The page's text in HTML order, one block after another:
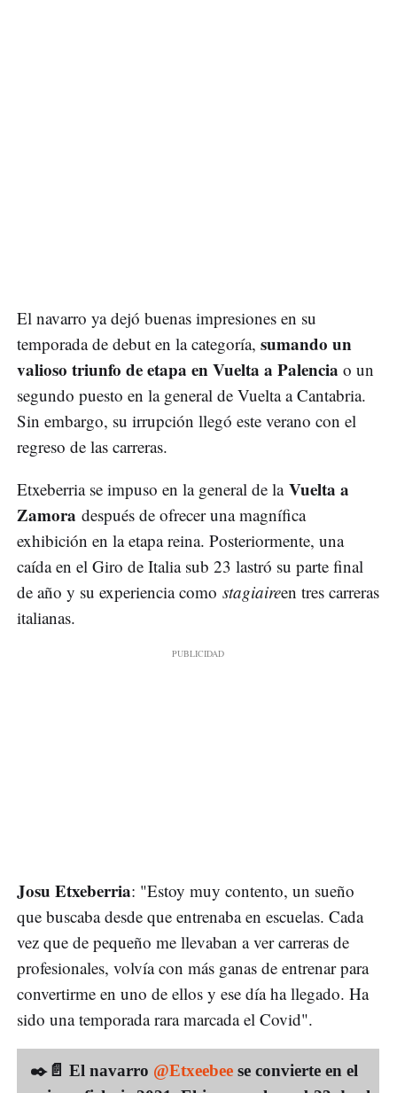
El navarro ya dejó buenas impresiones en su
temporada de debut en la categoría, sumando un
valioso triunfo de etapa en Vuelta a Palencia o un
segundo puesto en la general de Vuelta a Cantabria.
Sin embargo, su irrupción llegó este verano con el
regreso de las carreras.
Etxeberria se impuso en la general de la Vuelta a
Zamora después de ofrecer una magnífica
exhibición en la etapa reina. Posteriormente, una
caída en el Giro de Italia sub 23 lastró su parte final
de año y su experiencia como stagiaireen tres carreras
italianas.
Josu Etxeberria: "Estoy muy contento, un sueño
que buscaba desde que entrenaba en escuelas. Cada
vez que de pequeño me llevaban a ver carreras de
profesionales, volvía con más ganas de entrenar para
convertirme en uno de ellos y ese día ha llegado. Ha
sido una temporada rara marcada el Covid".
✒️📄 El navarro @Etxeebee se convierte en el